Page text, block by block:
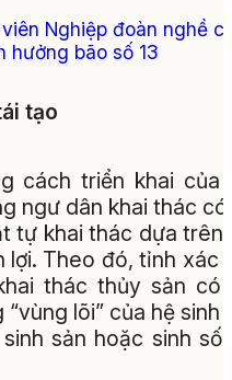
Nghiệp đoàn nghề
hưởng bão số 13
tạo
cách triển khai của
ngư dân khai thác có
tự khai thác dựa trên
lợi. Theo đó, tỉnh xác
thác thủy sản có
lõi” của hệ sinh
sản hoặc sinh